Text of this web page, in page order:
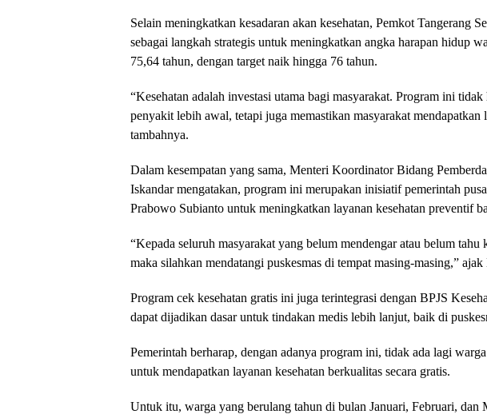
Selain meningkatkan kesadaran akan kesehatan, Pemkot Tangerang
sebagai langkah strategis untuk meningkatkan angka harapan hidup
75,64 tahun, dengan target naik hingga 76 tahun.
“Kesehatan adalah investasi utama bagi masyarakat. Program ini
penyakit lebih awal, tetapi juga memastikan masyarakat mendapatkan
tambahnya.
Dalam kesempatan yang sama, Menteri Koordinator Bidang
Iskandar mengatakan, program ini merupakan inisiatif pemerintah
Prabowo Subianto untuk meningkatkan layanan kesehatan preventif
“Kepada seluruh masyarakat yang belum mendengar atau belum tahu
maka silahkan mendatangi puskesmas di tempat masing-masing,”
Program cek kesehatan gratis ini juga terintegrasi dengan BPJS
dapat dijadikan dasar untuk tindakan medis lebih lanjut, baik di
Pemerintah berharap, dengan adanya program ini, tidak ada lagi
untuk mendapatkan layanan kesehatan berkualitas secara gratis.
Untuk itu, warga yang berulang tahun di bulan Januari, Februari, dan